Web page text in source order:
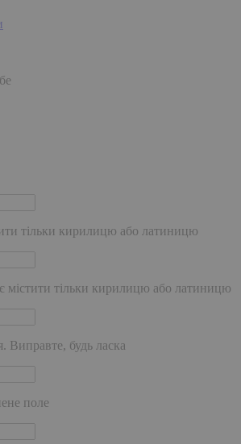
тільки кирилицю або латиницю
містити тільки кирилицю або латиницю
Виправте, будь ласка
поле